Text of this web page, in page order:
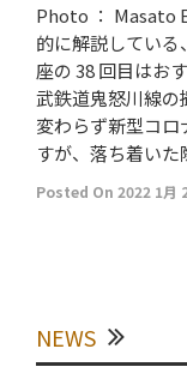
Photo ： Masato
的に解説してい
座の 38 回目はお
武鉄道鬼怒川線の
変わらず新型コ
すが、落ち着いた
Posted On 2022 1月
NEWS